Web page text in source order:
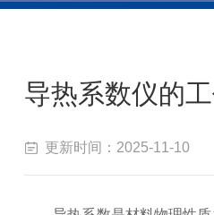
导热系数仪的
更新时间：2025-11-10